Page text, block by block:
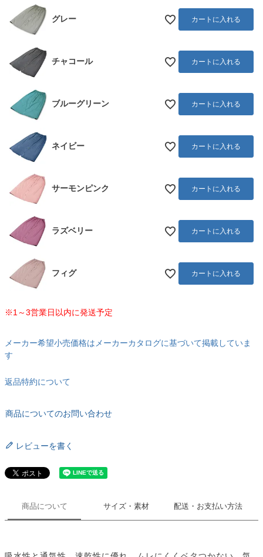
グレー カートに入れる
チャコール カートに入れる
ブルーグリーン カートに入れる
ネイビー カートに入れる
サーモンピンク カートに入れる
ラズベリー カートに入れる
フィグ カートに入れる
※1～3営業日以内に発送予定
メーカー希望小売価格はメーカーカタログに基づいて掲載していま
す
返品特約について
商品についてのお問い合わせ
レビューを書く
商品について サイズ・素材 配送・お支払い方法